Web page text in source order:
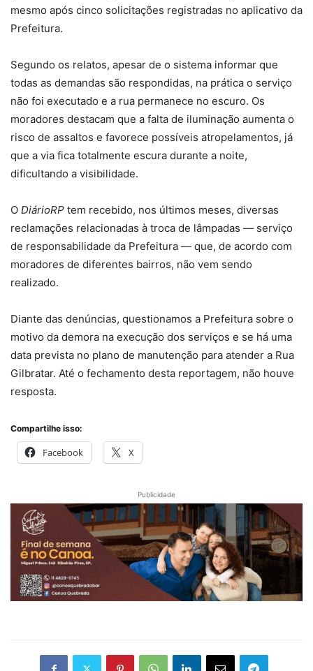
mesmo após cinco solicitações registradas no aplicativo da
Prefeitura.
Segundo os relatos, apesar de o sistema informar que
todas as demandas são respondidas, na prática o serviço
não foi executado e a rua permanece no escuro. Os
moradores destacam que a falta de iluminação aumenta o
risco de assaltos e favorece possíveis atropelamentos, já
que a via fica totalmente escura durante a noite,
dificultando a visibilidade.
O DiárioRP tem recebido, nos últimos meses, diversas
reclamações relacionadas à troca de lâmpadas — serviço
de responsabilidade da Prefeitura — que, de acordo com
moradores de diferentes bairros, não vem sendo
realizado.
Diante das denúncias, questionamos a Prefeitura sobre o
motivo da demora na execução dos serviços e se há uma
data prevista no plano de manutenção para atender a Rua
Gilbratar. Até o fechamento desta reportagem, não houve
resposta.
Compartilhe isso:
Facebook X
Publicidade